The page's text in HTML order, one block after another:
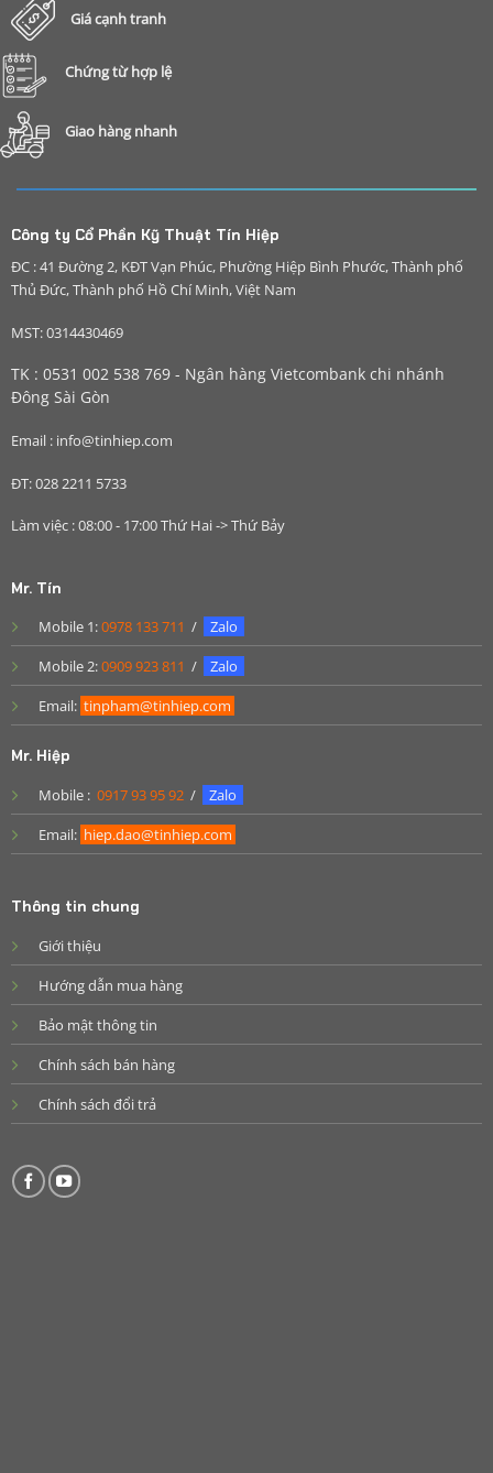
Giá cạnh tranh
Chứng từ hợp lệ
Giao hàng nhanh
Công ty Cổ Phần Kỹ Thuật Tín Hiệp
ĐC : 41 Đường 2, KĐT Vạn Phúc, Phường Hiệp Bình Phước, Thành phố
Thủ Đức, Thành phố Hồ Chí Minh, Việt Nam
MST: 0314430469
TK : 0531 002 538 769 - Ngân hàng Vietcombank chi nhánh
Đông Sài Gòn
Email : info@tinhiep.com
ĐT: 028 2211 5733
Làm việc : 08:00 - 17:00 Thứ Hai -> Thứ Bảy
Mr. Tín
Mobile 1:0978 133 711 /
Zalo
Mobile 2:0909 923 811 /
Zalo
Email: tinpham@tinhiep.com
Mr. Hiệp
Mobile : 0917 93 95 92/
Zalo
Email: hiep.dao@tinhiep.com
Thông tin chung
Giới thiệu
Hướng dẫn mua hàng
Bảo mật thông tin
Chính sách bán hàng
Chính sách đổi trả